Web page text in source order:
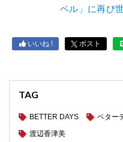
ベル」に再び
いいね ! ポスト
TAG
BETTER DAYS ベター
渡辺香津美